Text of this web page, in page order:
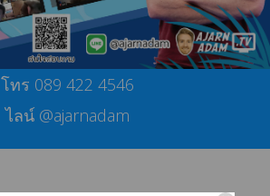
โทร 089 422 4546
ไลน์ @ajarnadam